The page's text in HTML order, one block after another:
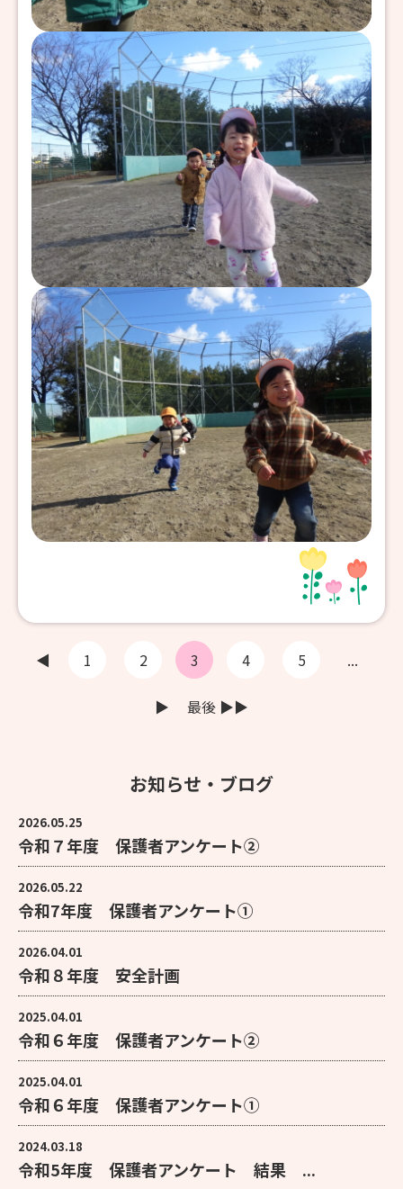
お知らせ・ブログ
2026.05.25
令和７年度 保護者アンケート②
2026.05.22
令和7年度 保護者アンケート①
2026.04.01
令和８年度 安全計画
2025.04.01
令和６年度 保護者アンケート②
2025.04.01
令和６年度 保護者アンケート①
2024.03.18
令和5年度 保護者アンケート 結果 ...
◀ 1 2 3 4 5 ...
▶︎ 最後 ▶︎▶︎